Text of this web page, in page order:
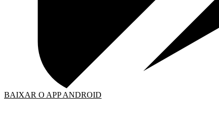
BAIXAR O APP ANDROID